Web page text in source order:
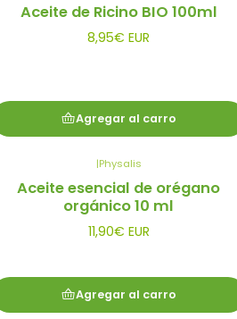
Aceite de Ricino BIO 100ml
8,95€ EUR
Agregar al carro
|Physalis
Aceite esencial de orégano
orgánico 10 ml
11,90€ EUR
Agregar al carro